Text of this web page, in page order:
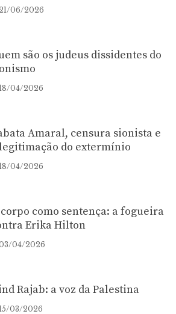
06/2026
são os judeus dissidentes do
04/2026
Amaral, censura sionista e
do extermínio
04/2026
corpo como sentença: a fogueira
Erika Hilton
04/2026
Rajab: a voz da Palestina
03/2026